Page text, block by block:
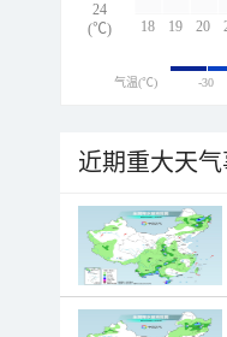
18 19 20
24
(℃)
气温(℃) -30
近期重大天气